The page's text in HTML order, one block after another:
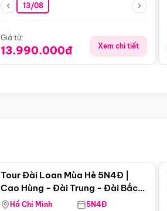
13/08
Giá từ:
13.990.000đ Xem chi tiết
Tour Đài Loan Mùa Hè 5N4Đ |
Cao Hùng - Đài Trung - Đài Bắc
(Bay Vj)
Hồ Chí Minh 5N4Đ